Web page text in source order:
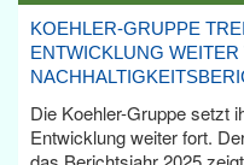
KOEHLER-GRUPPE
ENTWICKLUNG
Die Koehler-Gruppe setzt
Entwicklung weiter fort.